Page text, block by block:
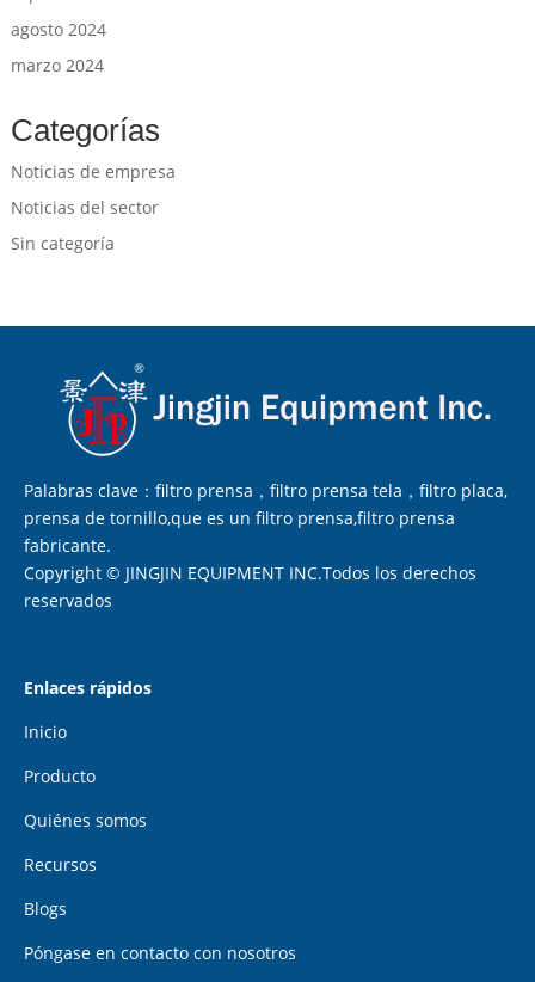
agosto 2024
marzo 2024
Categorías
Noticias de empresa
Noticias del sector
Sin categoría
Palabras clave：filtro prensa，filtro prensa tela，filtro placa,
prensa de tornillo,que es un filtro prensa,filtro prensa
fabricante.
Copyright © JINGJIN EQUIPMENT INC.Todos los derechos
reservados
Enlaces rápidos
Inicio
Producto
Quiénes somos
Recursos
Blogs
Póngase en contacto con nosotros